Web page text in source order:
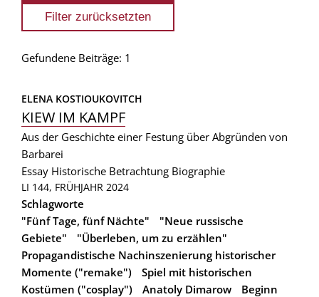
Gefundene Beiträge: 1
ELENA KOSTIOUKOVITCH
KIEW IM KAMPF
Aus der Geschichte einer Festung über Abgründen von
Barbarei
Essay Historische Betrachtung Biographie
LI 144, FRÜHJAHR 2024
Schlagworte
"Fünf Tage, fünf Nächte"
"Neue russische
Gebiete"
"Überleben, um zu erzählen"
Propagandistische Nachinszenierung historischer
Momente ("remake")
Spiel mit historischen
Kostümen ("cosplay")
Anatoly Dimarow
Beginn